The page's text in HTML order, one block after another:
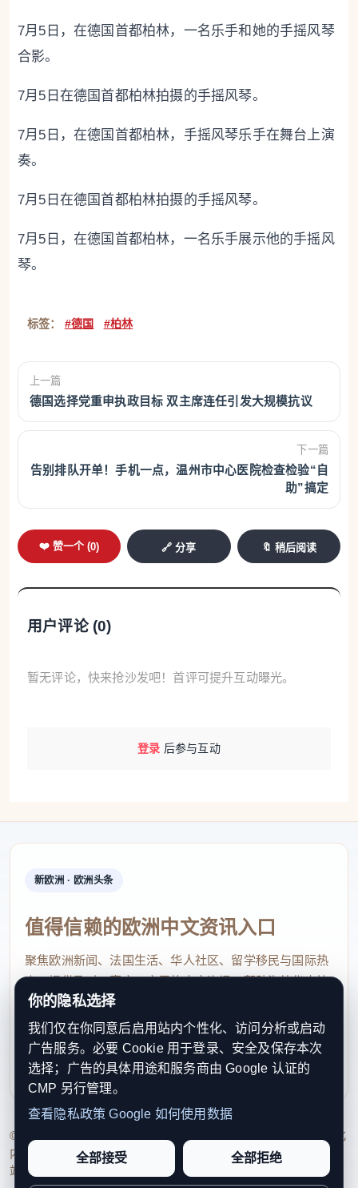
7月5日，在德国首都柏林，一名乐手和她的手摇风琴
合影。
7月5日在德国首都柏林拍摄的手摇风琴。
7月5日，在德国首都柏林，手摇风琴乐手在舞台上演
奏。
7月5日在德国首都柏林拍摄的手摇风琴。
7月5日，在德国首都柏林，一名乐手展示他的手摇风
琴。
标签： #德国 #柏林
上一篇
德国选择党重申执政目标 双主席连任引发大规模抗议
下一篇
告别排队开单！手机一点，温州市中心医院检查检验“自
助”搞定
❤️ 赞一个 (0) 🔗 分享 🔖 稍后阅读
用户评论 (0)
暂无评论，快来抢沙发吧！首评可提升互动曝光。
登录 后参与互动
新欧洲 · 欧洲头条
值得信赖的欧洲中文资讯入口
聚焦欧洲新闻、法国生活、华人社区、留学移民与国际热
点，提供及时、真实、实用的中文资讯，帮助海外华人快
速了解欧洲动态。
contact@xinouzhou.com
服务支持、版权与合作：工作日优先处理站务、投稿与权
利通知
© 2026 新欧洲·欧洲头条. All Rights Reserved. 本网站持续优化
内容透明度、联系方式与用户权利说明，以提升品牌信任感和
站点完整度。
你的隐私选择
我们仅在你同意后启用站内个性化、访问分析或启动
广告服务。必要 Cookie 用于登录、安全及保存本次
选择；广告的具体用途和服务商由 Google 认证的
CMP 另行管理。
查看隐私政策 Google 如何使用数据
全部接受 全部拒绝